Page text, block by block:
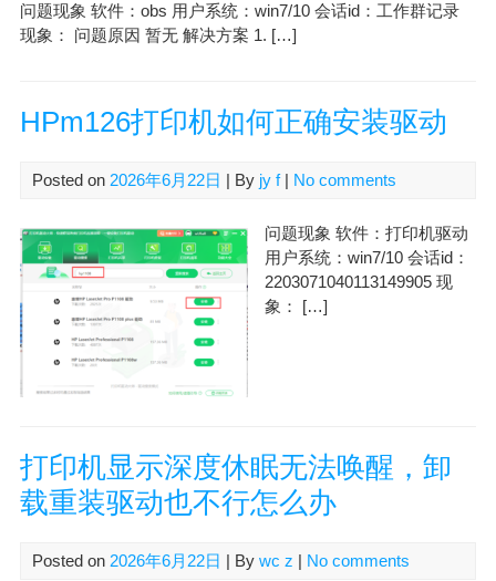
问题现象 软件：obs 用户系统：win7/10 会话id：工作群记录
现象： 问题原因 暂无 解决方案 1. […]
HPm126打印机如何正确安装驱动
Posted on 2026年6月22日 | By jy f| No comments
问题现象 软件：打印机驱动
用户系统：win7/10 会话id：
2203071040113149905 现
象： […]
打印机显示深度休眠无法唤醒，卸
载重装驱动也不行怎么办
Posted on 2026年6月22日 | By wc z | No comments